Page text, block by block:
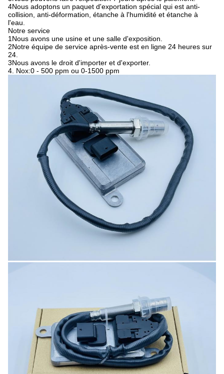
4Nous adoptons un paquet d'exportation spécial qui est anti-
collision, anti-déformation, étanche à l'humidité et étanche à
l'eau.
Notre service
1Nous avons une usine et une salle d'exposition.
2Notre équipe de service après-vente est en ligne 24 heures sur
24.
3Nous avons le droit d'importer et d'exporter.
4. Nox:0 - 500 ppm ou 0-1500 ppm